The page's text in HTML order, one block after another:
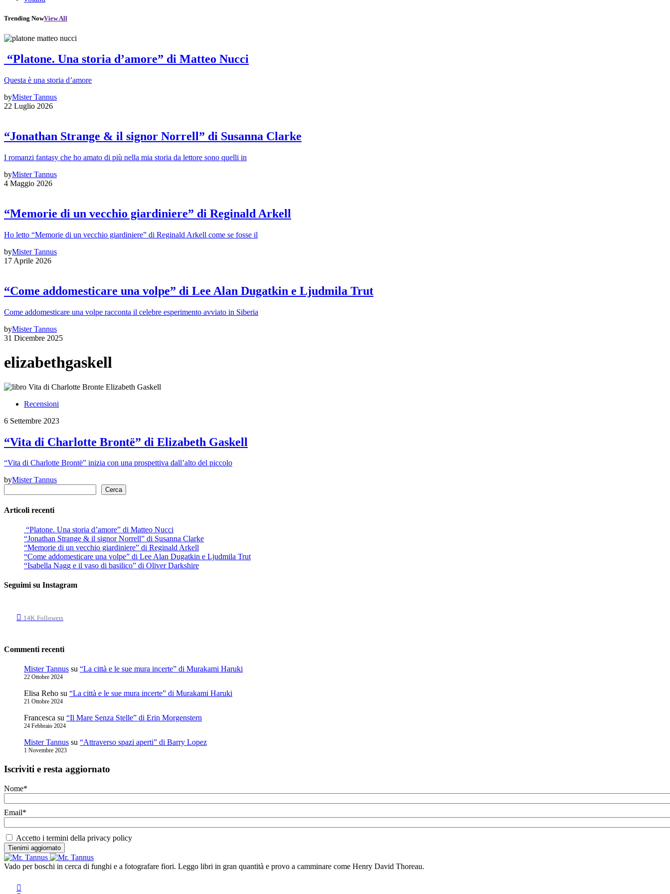
Trending NowView All
“Platone. Una storia d’amore” di Matteo Nucci
Questa è una storia d’amore
byMister Tannus
22 Luglio 2026
“Jonathan Strange & il signor Norrell” di Susanna Clarke
I romanzi fantasy che ho amato di più nella mia storia da lettore sono quelli in
byMister Tannus
4 Maggio 2026
“Memorie di un vecchio giardiniere” di Reginald Arkell
Ho letto “Memorie di un vecchio giardiniere” di Reginald Arkell come se fosse il
byMister Tannus
17 Aprile 2026
“Come addomesticare una volpe” di Lee Alan Dugatkin e Ljudmila Trut
Come addomesticare una volpe racconta il celebre esperimento avviato in Siberia
byMister Tannus
31 Dicembre 2025
elizabethgaskell
Recensioni
6 Settembre 2023
“Vita di Charlotte Brontë” di Elizabeth Gaskell
“Vita di Charlotte Brontë” inizia con una prospettiva dall’alto del piccolo
byMister Tannus
Cerca
Articoli recenti
“Platone. Una storia d’amore” di Matteo Nucci
“Jonathan Strange & il signor Norrell” di Susanna Clarke
“Memorie di un vecchio giardiniere” di Reginald Arkell
“Come addomesticare una volpe” di Lee Alan Dugatkin e Ljudmila Trut
“Isabella Nagg e il vaso di basilico” di Oliver Darkshire
Seguimi su Instagram
14K Followers
Commenti recenti
Mister Tannus su “La città e le sue mura incerte” di Murakami Haruki
22 Ottobre 2024
Elisa Reho su “La città e le sue mura incerte” di Murakami Haruki
21 Ottobre 2024
Francesca su “Il Mare Senza Stelle” di Erin Morgenstern
24 Febbraio 2024
Mister Tannus su “Attraverso spazi aperti” di Barry Lopez
1 Novembre 2023
Iscriviti e resta aggiornato
Nome*
Email*
Accetto i termini della privacy policy
Vado per boschi in cerca di funghi e a fotografare fiori. Leggo libri in gran quantità e provo a camminare come Henry David Thoreau.